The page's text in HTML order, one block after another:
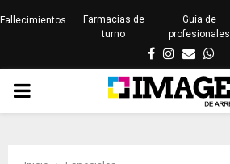
Fallecimientos
Farmacias de
turno
Guía de
profesionales
Facebook
Instagram
Email
PRIMARY